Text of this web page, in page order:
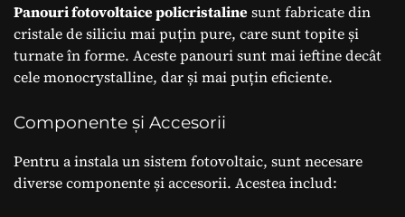
Panouri fotovoltaice policristalinesunt fabricate din
cristale de siliciu mai puțin pure, care sunt topite și
turnate în forme. Aceste panouri sunt mai ieftine decât
cele monocrystalline, dar și mai puțin eficiente.
Componente și Accesorii
Pentru a instala un sistem fotovoltaic, sunt necesare
diverse componente și accesorii. Acestea includ: